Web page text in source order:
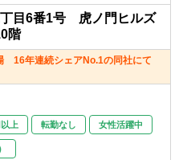
て、積極的且つ柔軟に業務に
ある方
実な環境の中でも、指示を待
ら考え行動し結果を出せる方
にも向上心をもって取り組む
（有価証券報告書等）、経営
・報告
IFRS解釈や会計上の見積り
交渉、および監査プロセスの
の主導（重点項目）:
: M&A案件発生時における
Purchase Price Allocation）の
目6番1号 虎ノ門ヒルズ
階
16年連続シェアNo.1の同社にて
上 転勤なし 女性活躍中